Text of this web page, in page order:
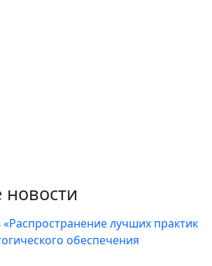
лучших практик
обеспечения